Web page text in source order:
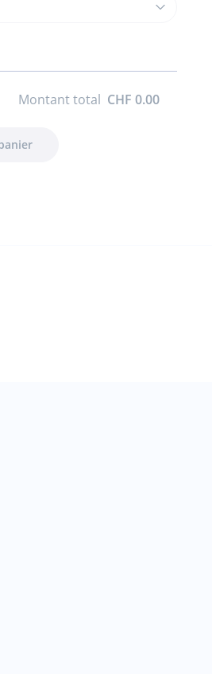
Montant total CHF 0.00